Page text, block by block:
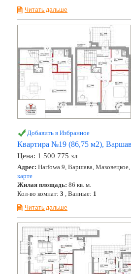
Читать дальше
Добавить в Избранное
Квартира №19 (86,75 м2),
Цена: 1 500 775 зл
Адрес: Harfowa 9, Варшава,
карте
Жилая площадь: 86 кв. м.
Кол-во комнат: 3 , Ванные: 1
Читать дальше